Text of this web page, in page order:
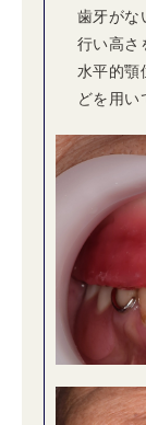
歯牙がな
行い高さ
水平的顎
どを用い